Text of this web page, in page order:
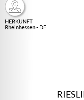
HERKUNFT
Rheinhessen - DE